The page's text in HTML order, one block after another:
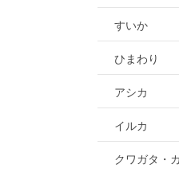
すいか
ひまわり
アシカ
イルカ
クワガタ・